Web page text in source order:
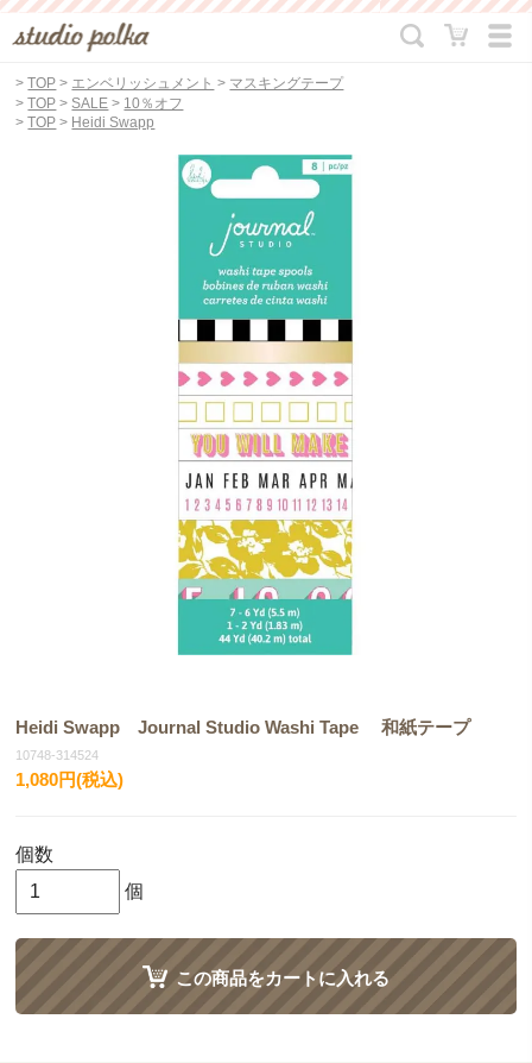
>TOP > エンベリッシュメント > マスキングテープ
>TOP > SALE > 10％オフ
>TOP > Heidi Swapp
Heidi Swapp Journal Studio Washi Tape 和紙テープ
10748-314524
1,080円(税込)
個数
個
この商品をカートに入れる